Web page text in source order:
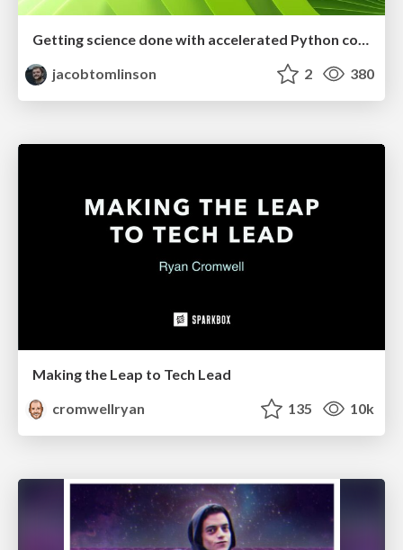
Getting science done with accelerated Python computing platforms
jacobtomlinson
2 380
Making the Leap to Tech Lead
cromwellryan
135 10k